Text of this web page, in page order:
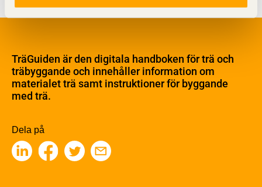
Skogsbruk
Barrträdets uppbyggnad
Träets egenskaper och kvalitet
Träbaserade produkter
Kemisk behandling
Fakta om Limträ
TräGuiden är den digitala handboken för trä och
träbyggande och innehåller information om
materialet trä samt instruktioner för byggande
med trä.
Dela på